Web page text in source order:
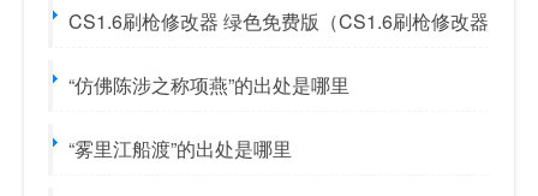
CS1.6刷枪修改器 绿色免费版（CS1.6刷枪修改器 绿
“仿佛陈涉之称项燕”的出处是哪里
“雾里江船渡”的出处是哪里